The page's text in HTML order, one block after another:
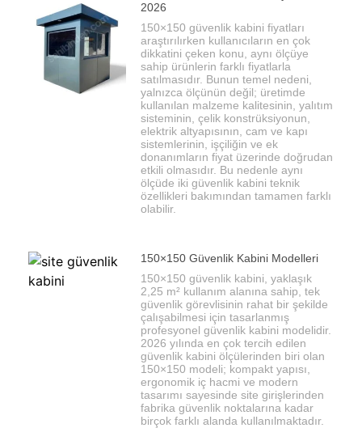
2026
150×150 güvenlik kabini fiyatları
araştırılırken kullanıcıların en çok
dikkatini çeken konu, aynı ölçüye
sahip ürünlerin farklı fiyatlarla
satılmasıdır. Bunun temel nedeni,
yalnızca ölçünün değil; üretimde
kullanılan malzeme kalitesinin, yalıtım
sisteminin, çelik konstrüksiyonun,
elektrik altyapısının, cam ve kapı
sistemlerinin, işçiliğin ve ek
donanımların fiyat üzerinde doğrudan
etkili olmasıdır. Bu nedenle aynı
ölçüde iki güvenlik kabini teknik
özellikleri bakımından tamamen farklı
olabilir.
150×150 Güvenlik Kabini Modelleri
150×150 güvenlik kabini, yaklaşık
2,25 m² kullanım alanına sahip, tek
güvenlik görevlisinin rahat bir şekilde
çalışabilmesi için tasarlanmış
profesyonel güvenlik kabini modelidir.
2026 yılında en çok tercih edilen
güvenlik kabini ölçülerinden biri olan
150×150 modeli; kompakt yapısı,
ergonomik iç hacmi ve modern
tasarımı sayesinde site girişlerinden
fabrika güvenlik noktalarına kadar
birçok farklı alanda kullanılmaktadır.